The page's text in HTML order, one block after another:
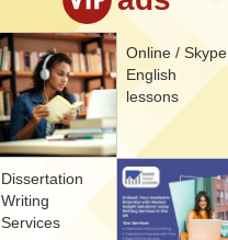
Online / Skype
English
lessons
Dissertation
Writing
Services